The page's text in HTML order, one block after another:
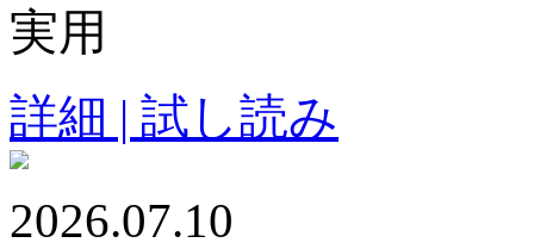
実用
詳細 | 試し読み
2026.07.10